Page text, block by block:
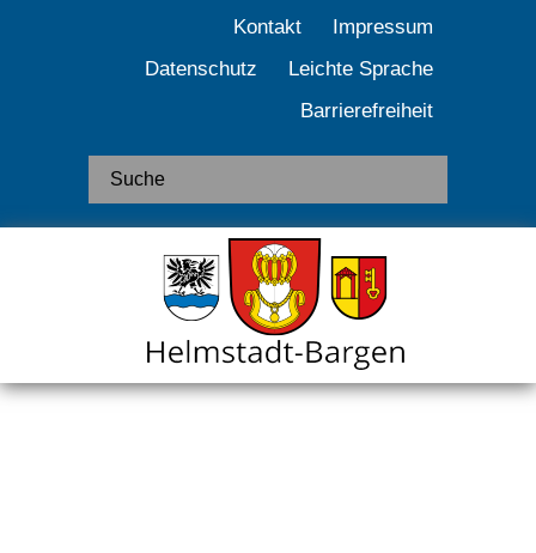
Kontakt
Impressum
Datenschutz
Leichte Sprache
Barrierefreiheit